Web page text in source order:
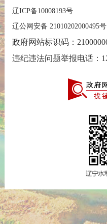
辽ICP备10008193号
辽公网安备 21010202000495号
政府网站标识码：
违纪违法问题举报电话：